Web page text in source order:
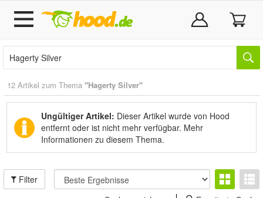
12 Artikel zum Thema "Hagerty Silver"
Ungültiger Artikel: Dieser Artikel wurde von Hood
entfernt oder ist nicht mehr verfügbar. Mehr
Informationen zu diesem Thema.
Filter